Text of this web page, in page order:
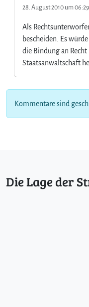
28. August 2010 um 06:29
Als
bescheiden. Es
die Bindung an
Staatsanwaltschaft
Kommentare sind
Die Lage der